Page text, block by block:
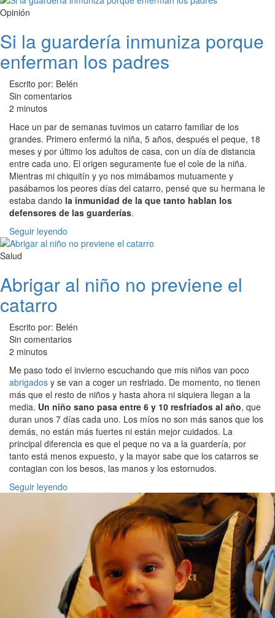
Opinión
Si la guardería inmuniza porque
enferman los padres
Escrito por: Belén
Sin comentarios
2 minutos
Hace un par de semanas tuvimos un catarro familiar de los
grandes. Primero enfermó la niña, 5 años, después el peque, 18
meses y por último los adultos de casa, con un día de distancia
entre cada uno. El origen seguramente fue el cole de la niña.
Mientras mi chiquitín y yo nos mimábamos mutuamente y
pasábamos los peores días del catarro, pensé que su hermana le
estaba dando la inmunidad de la que tanto hablan los
defensores de las guarderías.
Seguir leyendo
Salud
Abrigar al niño no previene el
catarro
Escrito por: Belén
Sin comentarios
2 minutos
Me paso todo el invierno escuchando que mis niños van poco
abrigados y se van a coger un resfriado. De momento, no tienen
más que el resto de niños y hasta ahora ni siquiera llegan a la
media. Un niño sano pasa entre 6 y 10 resfriados al año, que
duran unos 7 días cada uno. Los míos no son más sanos que los
demás, no están más fuertes ni están mejor cuidados. La
principal diferencia es que el peque no va a la guardería, por
tanto está menos expuesto, y la mayor sabe que los catarros se
contagian con los besos, las manos y los estornudos.
Seguir leyendo